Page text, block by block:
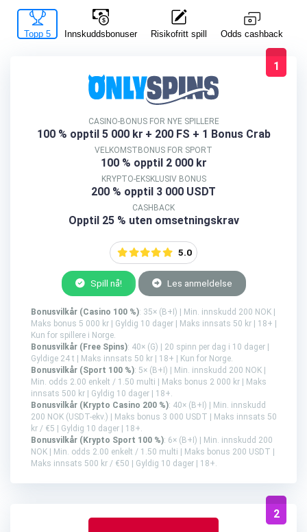
Topp 5 Innskuddsbonuser Risikofritt spill Odds cashback
1
CASINO-BONUS FOR NYE SPILLERE
100 % opptil 5 000 kr + 200 FS + 1 Bonus Crab
VELKOMSTBONUS FOR SPORT
100 % opptil 2 000 kr
KRYPTO-EKSKLUSIV BONUS
200 % opptil 3 000 USDT
CASHBACK
Opptil 25 % uten omsetningskrav
5.0
Spill nå! Les anmeldelse
Bonusvilkår (Casino 100 %): 35× (B+I) | Min. innskudd 200 NOK |
Maks bonus 5 000 kr | Gyldig 10 dager | Maks innsats 50 kr | 18+ |
Kun for spillere i Norge.
Bonusvilkår (Free Spins): 40× (G) | 20 spinn per dag i 10 dager |
Gyldige 24 t | Maks innsats 50 kr | 18+ | Kun for Norge.
Bonusvilkår (Sport 100 %): 5× (B+I) | Min. innskudd 200 NOK |
Min. odds 2.00 enkelt / 1.50 multi | Maks bonus 2 000 kr | Maks
innsats 500 kr | Gyldig 10 dager | 18+.
Bonusvilkår (Krypto Casino 200 %): 40× (B+I) | Min. innskudd
200 NOK (USDT-ekv.) | Maks bonus 3 000 USDT | Maks innsats 50
kr / €5 | Gyldig 10 dager | 18+.
Bonusvilkår (Krypto Sport 100 %): 6× (B+I) | Min. innskudd 200
NOK | Min. odds 2.00 enkelt / 1.50 multi | Maks bonus 200 USDT |
Maks innsats 500 kr / €50 | Gyldig 10 dager | 18+.
2